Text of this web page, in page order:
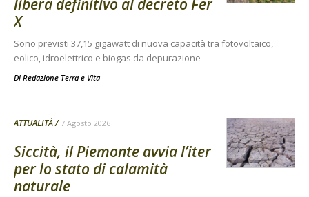
libera definitivo al decreto Fer
X
Sono previsti 37,15 gigawatt di nuova capacità tra fotovoltaico,
eolico, idroelettrico e biogas da depurazione
Di Redazione Terra e Vita
ATTUALITÀ 7 Agosto 2026
Siccità, il Piemonte avvia l’iter
per lo stato di calamità
naturale